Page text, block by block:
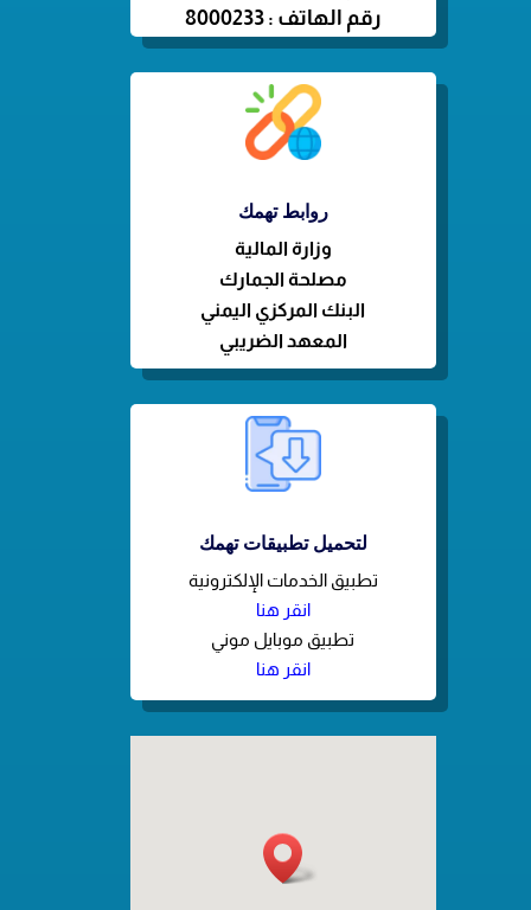
رقم الهاتف : 8000233
روابط تهمك
وزارة المالية
مصلحة الجمارك
البنك المركزي اليمني
المعهد الضريبي
لتحميل تطبيقات تهمك
تطبيق الخدمات الإلكترونية
انقر هنا
تطبيق موبايل موني
انقر هنا